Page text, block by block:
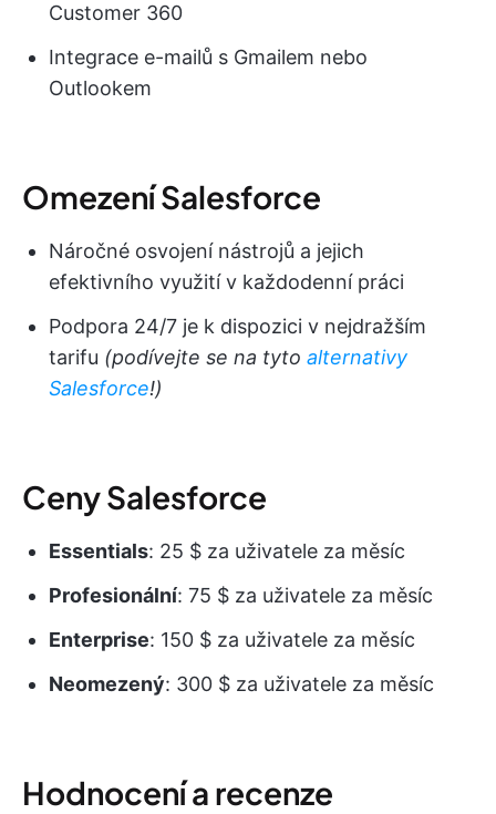
Customer 360
Integrace e-mailů s Gmailem nebo
Outlookem
Omezení Salesforce
Náročné osvojení nástrojů a jejich
efektivního využití v každodenní práci
Podpora 24/7 je k dispozici v nejdražším
tarifu (podívejte se na tyto alternativy
Salesforce!)
Ceny Salesforce
Essentials: 25 $ za uživatele za měsíc
Profesionální: 75 $ za uživatele za měsíc
Enterprise: 150 $ za uživatele za měsíc
Neomezený: 300 $ za uživatele za měsíc
Hodnocení a recenze